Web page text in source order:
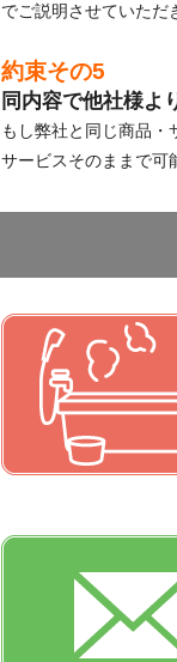
でご説明させていただ
約束その5
同内容で他社様よ
もし弊社と同じ商品・
サービスそのままで可